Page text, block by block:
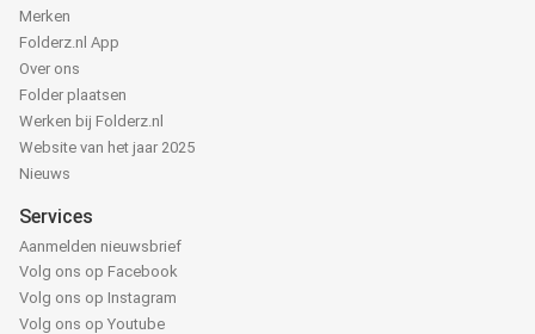
Merken
Folderz.nl App
Over ons
Folder plaatsen
Werken bij Folderz.nl
Website van het jaar 2025
Nieuws
Services
Aanmelden nieuwsbrief
Volg ons op Facebook
Volg ons op Instagram
Volg ons op Youtube